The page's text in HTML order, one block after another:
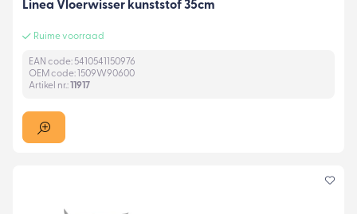
Linea Vloerwisser kunststof 35cm
Ruime voorraad
EAN code: 5410541150976
OEM code: 1509W90600
Artikel nr.:11917